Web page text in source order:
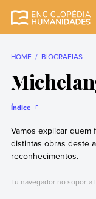
completa e mais
HOME BIOGRAFIAS
Índice
Vamos explicar quem
distintas obras deste
reconhecimentos.
Tu navegador no soporta